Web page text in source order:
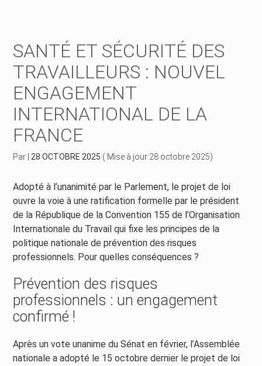
Développer votre entreprise
Construire votre patrimoine
Gérer vos ressources humaines
Dématérialiser vos documents
SANTÉ ET SÉCURITÉ DES
TRAVAILLEURS : NOUVEL
ENGAGEMENT
INTERNATIONAL DE LA
FRANCE
Par 28 OCTOBRE 2025 ( Mise à jour 28 octobre 2025)
Adopté à l’unanimité par le Parlement, le projet de loi
ouvre la voie à une ratification formelle par le président
de la République de la Convention 155 de l’Organisation
Internationale du Travail qui fixe les principes de la
politique nationale de prévention des risques
professionnels. Pour quelles conséquences ?
Prévention des risques
professionnels : un engagement
confirmé !
Après un vote unanime du Sénat en février, l’Assemblée
nationale a adopté le 15 octobre dernier le projet de loi